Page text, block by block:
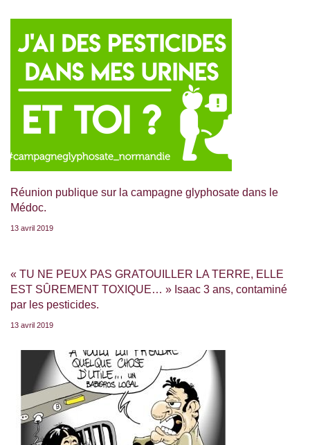
Réunion publique sur la campagne glyphosate dans le
Médoc.
13 avril 2019
« TU NE PEUX PAS GRATOUILLER LA TERRE, ELLE
EST SÛREMENT TOXIQUE… » Isaac 3 ans, contaminé
par les pesticides.
13 avril 2019